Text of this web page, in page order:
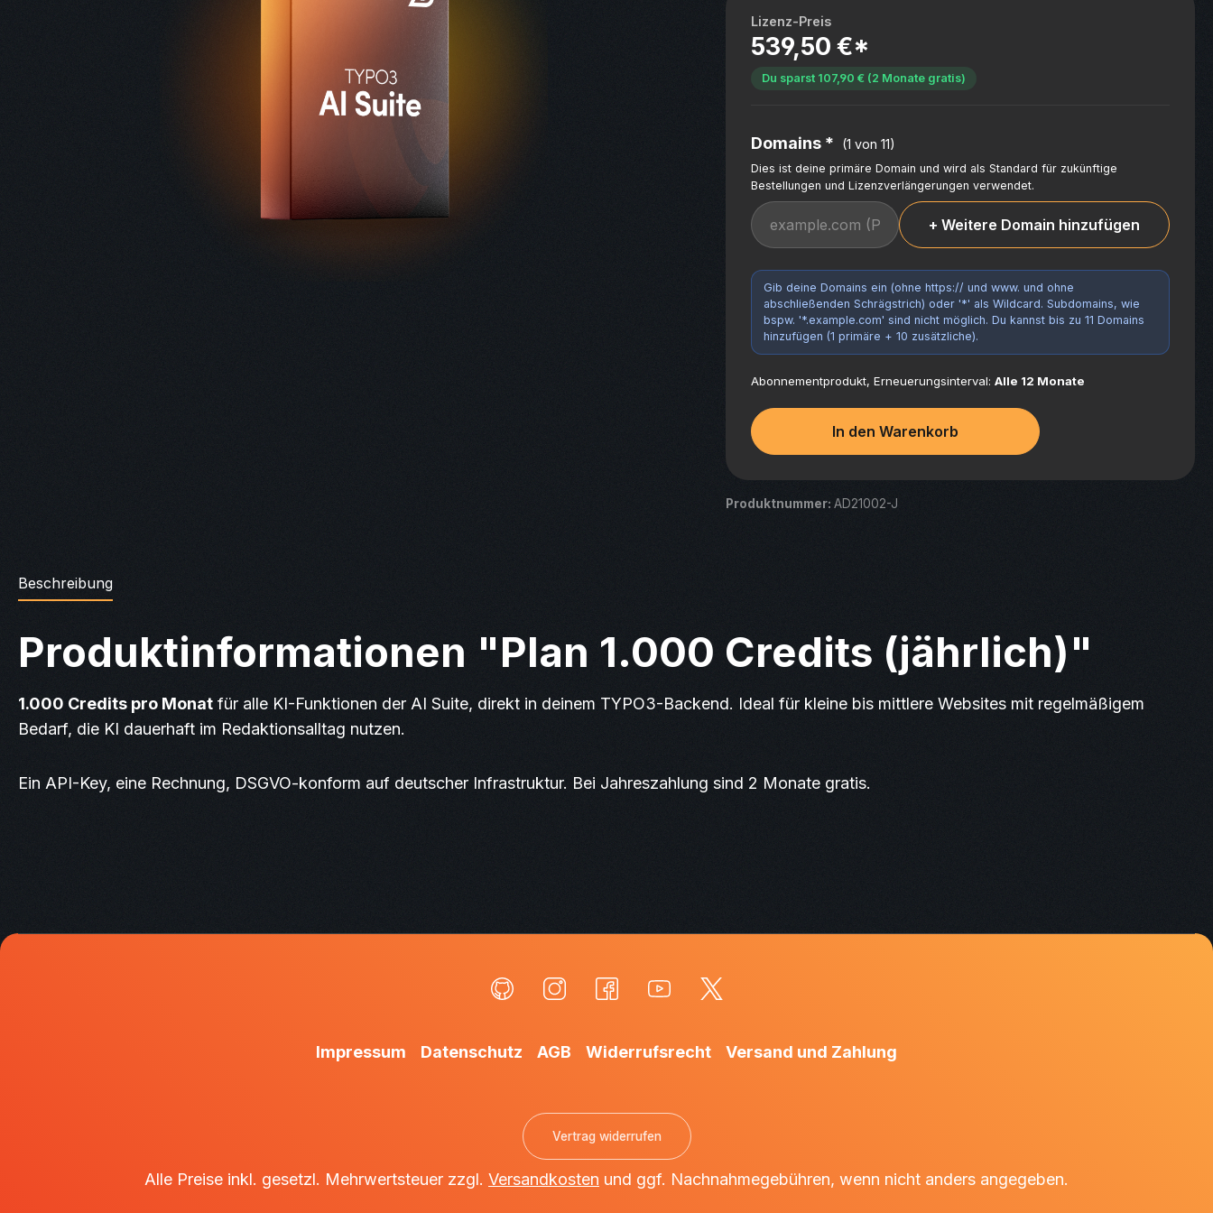
Lizenz-Preis
539,50 €*
Du sparst 107,90 € (2 Monate gratis)
Domains * (1 von 11)
Dies ist deine primäre Domain und wird als Standard für zukünftige
Bestellungen und Lizenzverlängerungen verwendet.
+ Weitere Domain hinzufügen
Gib deine Domains ein (ohne https:// und www. und ohne
abschließenden Schrägstrich) oder '*' als Wildcard. Subdomains, wie
bspw. '*.example.com' sind nicht möglich. Du kannst bis zu 11 Domains
hinzufügen (1 primäre + 10 zusätzliche).
Abonnementprodukt, Erneuerungsinterval: Alle 12 Monate
In den Warenkorb
Produktnummer: AD21002-J
Beschreibung
Produktinformationen "Plan 1.000 Credits (jährlich)"
1.000 Credits pro Monat für alle KI-Funktionen der AI Suite, direkt in deinem TYPO3-Backend. Ideal für kleine bis mittlere Websites mit regelmäßigem
Bedarf, die KI dauerhaft im Redaktionsalltag nutzen.
Ein API-Key, eine Rechnung, DSGVO-konform auf deutscher Infrastruktur. Bei Jahreszahlung sind 2 Monate gratis.
Impressum Datenschutz AGB Widerrufsrecht Versand und Zahlung
Vertrag widerrufen
Alle Preise inkl. gesetzl. Mehrwertsteuer zzgl. Versandkosten und ggf. Nachnahmegebühren, wenn nicht anders angegeben.